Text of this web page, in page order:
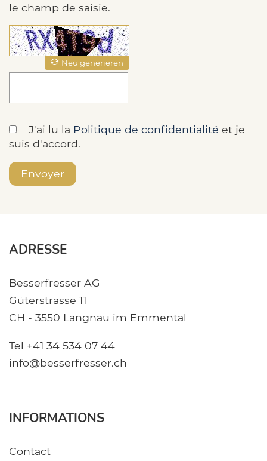
le champ de saisie.
Neu generieren
J'ai lu la Politique de confidentialité et je
suis d'accord.
ADRESSE
Besserfresser AG
Güterstrasse 11
CH - 3550 Langnau im Emmental
Tel +41 34 534 07 44
info@besserfresser.ch
INFORMATIONS
Contact